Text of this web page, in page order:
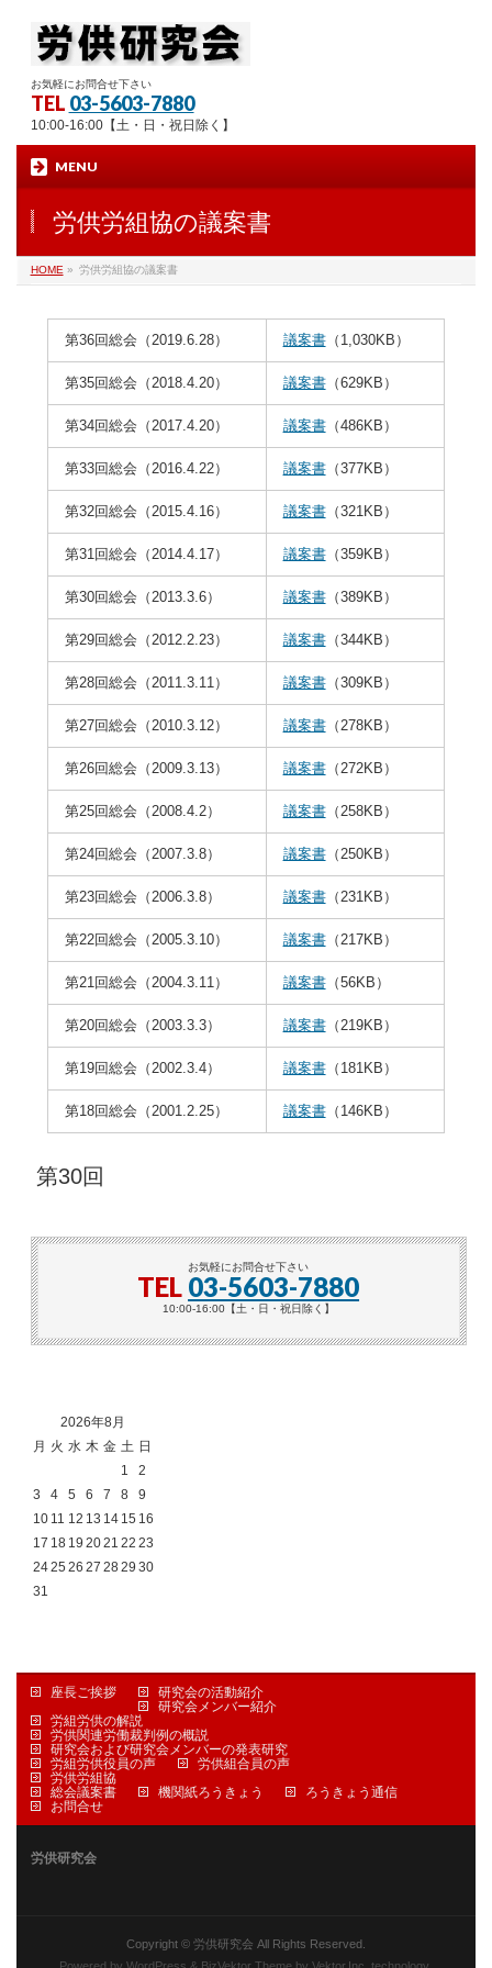
お気軽にお問合せ下さい
TEL 03-5603-7880
10:00-16:00【土・日・祝日除く】
MENU
労供労組協の議案書
HOME » 労供労組協の議案書
第36回総会（2019.6.28） 議案書（1,030KB）
第35回総会（2018.4.20） 議案書（629KB）
第34回総会（2017.4.20） 議案書（486KB）
第33回総会（2016.4.22） 議案書（377KB）
第32回総会（2015.4.16） 議案書（321KB）
第31回総会（2014.4.17） 議案書（359KB）
第30回総会（2013.3.6） 議案書（389KB）
第29回総会（2012.2.23） 議案書（344KB）
第28回総会（2011.3.11） 議案書（309KB）
第27回総会（2010.3.12） 議案書（278KB）
第26回総会（2009.3.13） 議案書（272KB）
第25回総会（2008.4.2） 議案書（258KB）
第24回総会（2007.3.8） 議案書（250KB）
第23回総会（2006.3.8） 議案書（231KB）
第22回総会（2005.3.10） 議案書（217KB）
第21回総会（2004.3.11） 議案書（56KB）
第20回総会（2003.3.3） 議案書（219KB）
第19回総会（2002.3.4） 議案書（181KB）
第18回総会（2001.2.25） 議案書（146KB）
第30回
お気軽にお問合せ下さい
TEL 03-5603-7880
10:00-16:00【土・日・祝日除く】
2026年8月
月 火 水 木 金 土 日
1
2
3
4 5 6 7 8
9
10 11 12 13 14 15 16
17 18 19 2021 22 23
2425 26 27 2829 30
31
座長ご挨拶
研究会の活動紹介
研究会メンバー紹介
労組労供の解説
労供関連労働裁判例の概説
研究会および研究会メンバーの発表研究
労組労供役員の声
労供組合員の声
労供労組協
総会議案書
機関紙ろうきょう
ろうきょう通信
お問合せ
労供研究会
Copyright © 労供研究会 All Rights Reserved.